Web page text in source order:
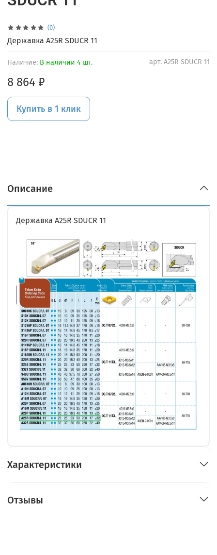
(0)
арт. A25R SDUCR 11
Наличие: В наличии 4 шт.
8 864 ₽
Купить в 1 клик
Державка A25R SDUCR 11
Описание
Державка A25R SDUCR 11
Характеристики
Отзывы